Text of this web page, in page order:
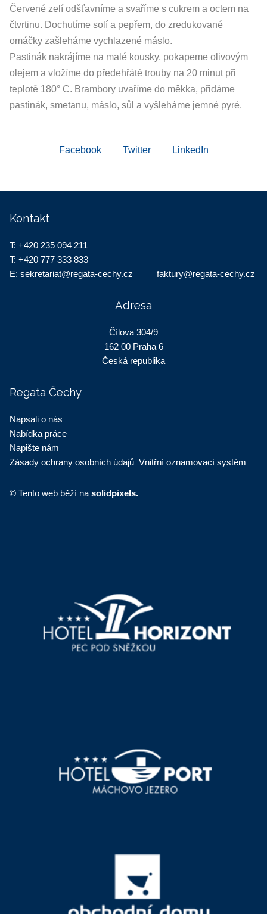
Červené zelí odšťavníme a svaříme s cukrem a octem na
čtvrtinu. Dochutíme solí a pepřem, do zredukované
omáčky zašleháme vychlazené máslo.
Pastinák nakrájíme na malé kousky, pokapeme olivovým
olejem a vložíme do předehřáté trouby na 20 minut při
teplotě 180° C. Brambory uvaříme do měkka, přidáme
pastinák, smetanu, máslo, sůl a vyšleháme jemné pyré.
Facebook Twitter LinkedIn
Kontakt
T: +420 235 094 211
T: +420 777 333 833
E: sekretariat@regata-cechy.cz faktury@regata-cechy.cz
Adresa
Čílova 304/9
162 00 Praha 6
Česká republika
Regata Čechy
Napsali o nás
Nabídka práce
Napište nám
Zásady ochrany osobních údajů Vnitřní oznamovací systém
© Tento web běží na solidpixels.